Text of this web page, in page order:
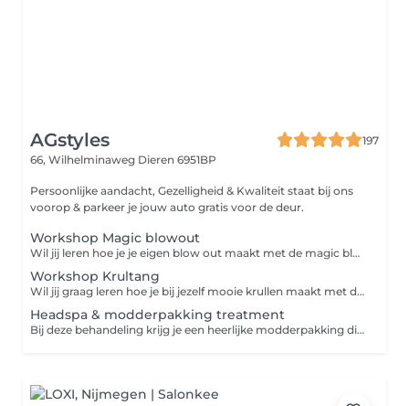
AGstyles
197
66, Wilhelminaweg Dieren 6951BP
Persoonlijke aandacht, Gezelligheid & Kwaliteit staat bij ons
voorop & parkeer je jouw auto gratis voor de deur.
Workshop Magic blowout
Wil jij leren hoe je je eigen blow out maakt met de magic blow? Boek dan deze workshop
Workshop Krultang
Wil jij graag leren hoe je bij jezelf mooie krullen maakt met de krultang? Boek dan deze workshop
Headspa & modderpakking treatment
Bij deze behandeling krijg je een heerlijke modderpakking die je hoofdhuid kalmeerd , minder snel vettig maakt of roos behandeld. Daarna kun jij heerlijk genieten van een heerlijke headspa treatment die je haar versterkt en de kwaliteit van je haar verbetert